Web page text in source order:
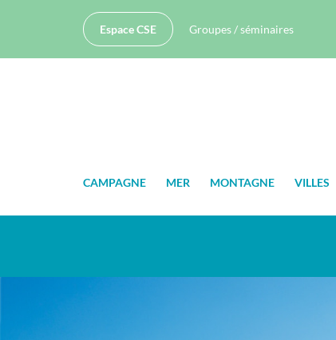
Espace CSE Groupes / séminaires
CAMPAGNE MER MONTAGNE VILLES